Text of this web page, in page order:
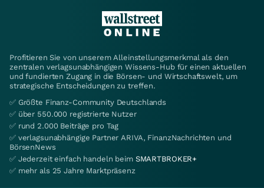
Profitieren Sie von unserem Alleinstellungsmerkmal als den
zentralen verlagsunabhängigen Wissens-Hub für einen aktuellen
und fundierten Zugang in die Börsen- und Wirtschaftswelt, um
strategische Entscheidungen zu treffen.
✅ Größte Finanz-Community Deutschlands
✅ über 550.000 registrierte Nutzer
✅ rund 2.000 Beiträge pro Tag
✅ verlagsunabhängige Partner ARIVA, FinanzNachrichten und
BörsenNews
✅ Jederzeit einfach handeln beim SMARTBROKER+
✅ mehr als 25 Jahre Marktpräsenz